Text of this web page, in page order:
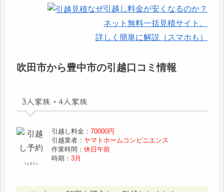
なぜ引越し料金が安くなるのか？
ネット無料一括見積サイト。
詳しく簡単に解説（スマホも）
吹田市から豊中市の引越口コミ情報
3人家族・4人家族
うなぎさん
引越し料金：70000円
引越業者： ヤマトホームコンビニエンス
作業時間：休日午前
時期：3月